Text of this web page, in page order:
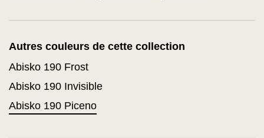
Autres couleurs de cette collection
Abisko 190 Frost
Abisko 190 Invisible
Abisko 190 Piceno